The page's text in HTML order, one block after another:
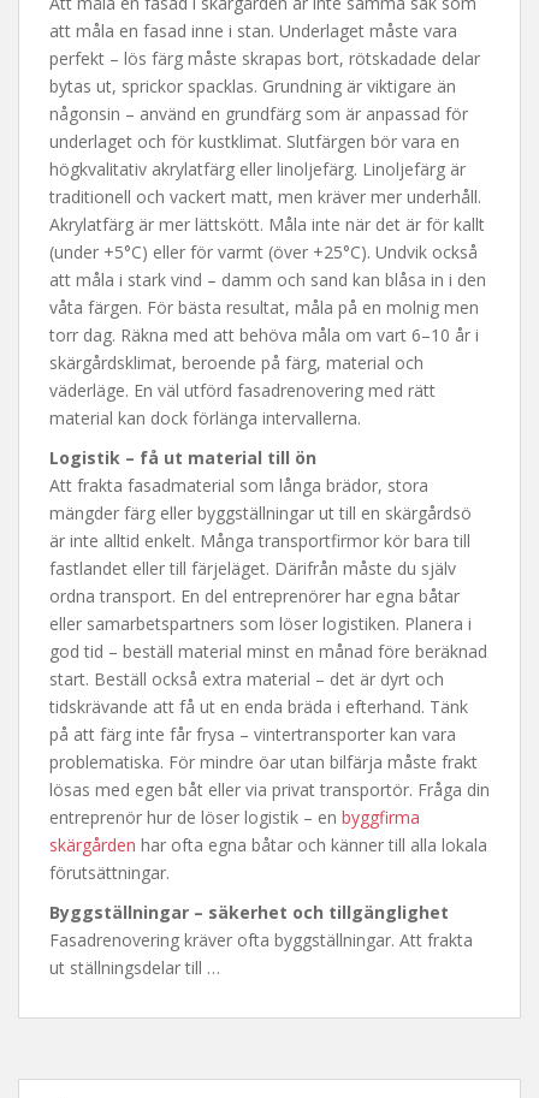
att måla en fasad inne i stan. Underlaget måste vara
perfekt – lös färg måste skrapas bort, rötskadade delar
bytas ut, sprickor spacklas. Grundning är viktigare än
någonsin – använd en grundfärg som är anpassad för
underlaget och för kustklimat. Slutfärgen bör vara en
högkvalitativ akrylatfärg eller linoljefärg. Linoljefärg är
traditionell och vackert matt, men kräver mer underhåll.
Akrylatfärg är mer lättskött. Måla inte när det är för kallt
(under +5°C) eller för varmt (över +25°C). Undvik också
att måla i stark vind – damm och sand kan blåsa in i den
våta färgen. För bästa resultat, måla på en molnig men
torr dag. Räkna med att behöva måla om vart 6–10 år i
skärgårdsklimat, beroende på färg, material och
väderläge. En väl utförd fasadrenovering med rätt
material kan dock förlänga intervallerna.
Logistik – få ut material till ön
Att frakta fasadmaterial som långa brädor, stora
mängder färg eller byggställningar ut till en skärgårdsö
är inte alltid enkelt. Många transportfirmor kör bara till
fastlandet eller till färjeläget. Därifrån måste du själv
ordna transport. En del entreprenörer har egna båtar
eller samarbetspartners som löser logistiken. Planera i
god tid – beställ material minst en månad före beräknad
start. Beställ också extra material – det är dyrt och
tidskrävande att få ut en enda bräda i efterhand. Tänk
på att färg inte får frysa – vintertransporter kan vara
problematiska. För mindre öar utan bilfärja måste frakt
lösas med egen båt eller via privat transportör. Fråga din
entreprenör hur de löser logistik – en byggfirma
skärgården har ofta egna båtar och känner till alla lokala
förutsättningar.
Byggställningar – säkerhet och tillgänglighet
Fasadrenovering kräver ofta byggställningar. Att frakta
ut ställningsdelar till …